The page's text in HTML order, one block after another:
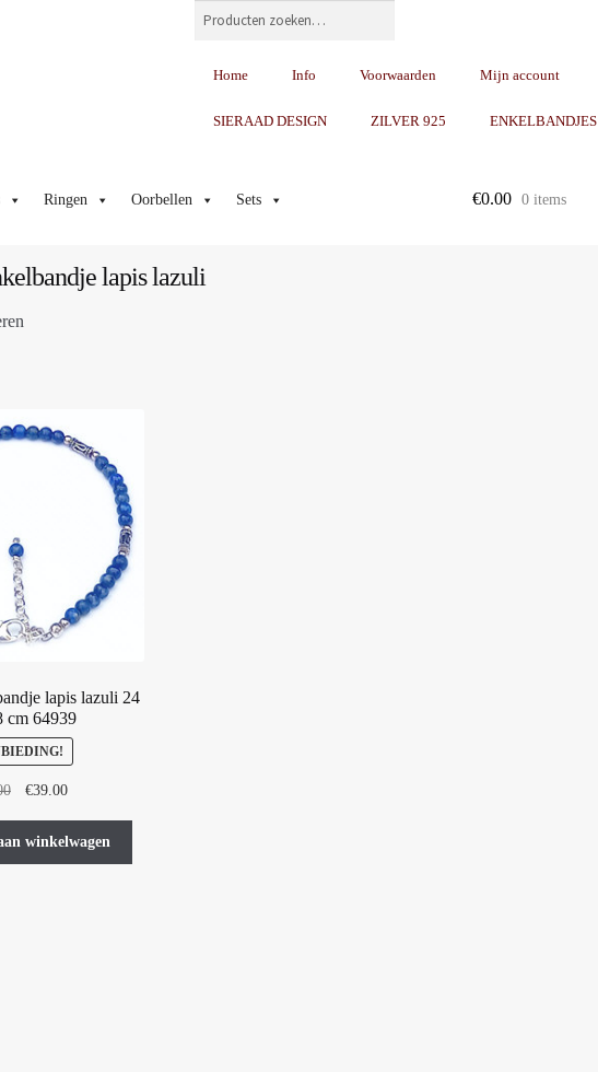
Zoeken
Home Info Voorwaarden Mijn account
SIERAAD DESIGN ZILVER 925 ENKELBANDJES
Ringen Oorbellen Sets €0.00 0 items
lapis lazuli
lapis lazuli 24
cm 64939
Oorspronkelijke
was:
€49.00.
€39.00Huidige
is:
€39.00.
winkelwagen